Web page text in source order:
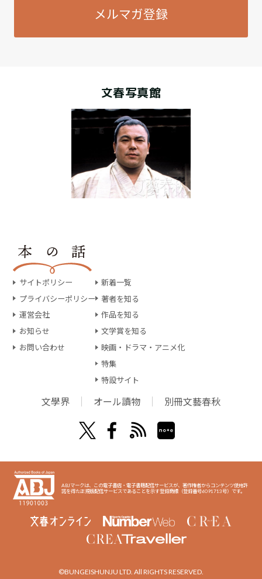
メルマガ登録
文春写真館
サイトポリシー
プライバシーポリシー
運営会社
お知らせ
お問い合わせ
新着一覧
著者を知る
作品を知る
文学賞を知る
映画・ドラマ・アニメ化
特集
特設サイト
文學界 オール讀物 別冊文藝春秋
ABJマークは、この電子書店・電子書籍配信サービスが、著作権者からコンテンツ使用許
諾を得た正規版配信サービスであることを示す登録商標（登録番号6091713号）です。
©BUNGEISHUNJU LTD. All RIGHTS RESERVED.